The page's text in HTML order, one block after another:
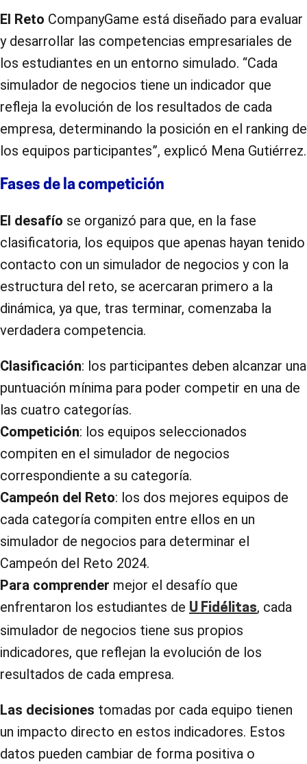
El Reto CompanyGame está diseñado para evaluar
y desarrollar las competencias empresariales de
los estudiantes en un entorno simulado. “Cada
simulador de negocios tiene un indicador que
refleja la evolución de los resultados de cada
empresa, determinando la posición en el ranking de
los equipos participantes”, explicó Mena Gutiérrez.
Fases de la competición
El desafío se organizó para que, en la fase
clasificatoria, los equipos que apenas hayan tenido
contacto con un simulador de negocios y con la
estructura del reto, se acercaran primero a la
dinámica, ya que, tras terminar, comenzaba la
verdadera competencia.
Clasificación: los participantes deben alcanzar una
puntuación mínima para poder competir en una de
las cuatro categorías.
Competición: los equipos seleccionados
compiten en el simulador de negocios
correspondiente a su categoría.
Campeón del Reto: los dos mejores equipos de
cada categoría compiten entre ellos en un
simulador de negocios para determinar el
Campeón del Reto 2024.
Para comprender mejor el desafío que
enfrentaron los estudiantes de U Fidélitas, cada
simulador de negocios tiene sus propios
indicadores, que reflejan la evolución de los
resultados de cada empresa.
Las decisiones tomadas por cada equipo tienen
un impacto directo en estos indicadores. Estos
datos pueden cambiar de forma positiva o